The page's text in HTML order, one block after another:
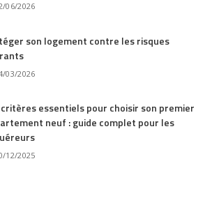
06/2026
son logement contre les risques
03/2026
critères essentiels pour choisir son premier
neuf : guide complet pour les
12/2025